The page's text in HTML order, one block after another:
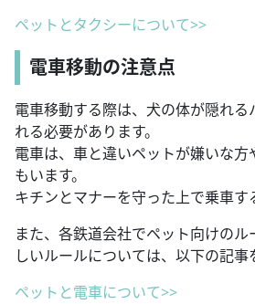
ペットとタクシーについて>>
電車移動の注意点
電車移動する際は、犬の体が隠れ
れる必要があります。
電車は、車と違いペットが嫌いな
もいます。
キチンとマナーを守った上で乗車す
また、各鉄道会社でペット向けの
しいルールについては、以下の記事
ペットと電車について>>